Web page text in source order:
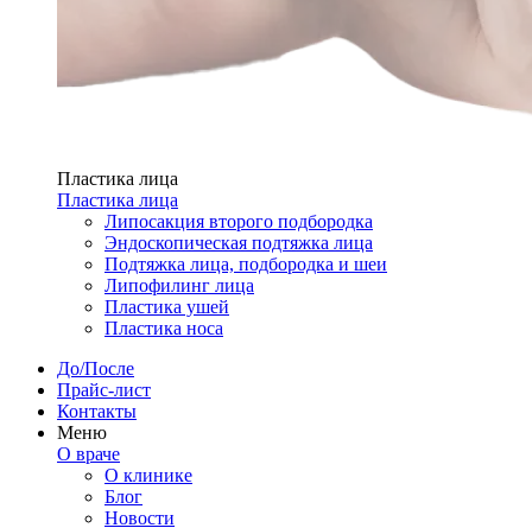
Пластика лица
Пластика лица
Липосакция второго подбородка
Эндоскопическая подтяжка лица
Подтяжка лица, подбородка и шеи
Липофилинг лица
Пластика ушей
Пластика носа
До/После
Прайс-лист
Контакты
Меню
О враче
О клинике
Блог
Новости